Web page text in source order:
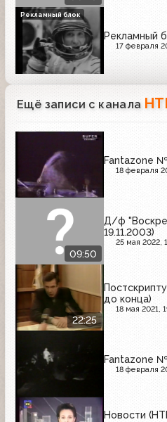
Рекламный
17 февраля
Рекламный блок
Ещё записи с канала
Fantazone
18 февраля
09:50
Д/ф
19.11.2003)
25 мая 2022,
22:25
до конца)
18 мая 2021,
Fantazone
18 февраля
Новости